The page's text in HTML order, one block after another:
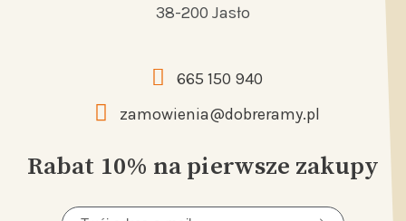
38-200 Jasło
665 150 940
zamowienia@dobreramy.pl
Rabat 10% na pierwsze zakupy